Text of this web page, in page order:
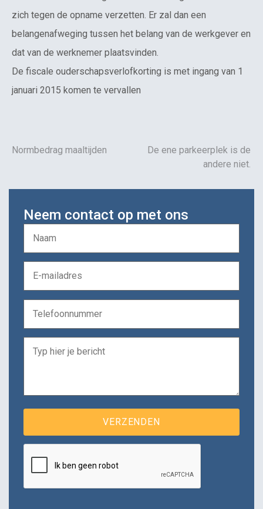
zich tegen de opname verzetten. Er zal dan een
belangenafweging tussen het belang van de werkgever en
dat van de werknemer plaatsvinden.
De fiscale ouderschapsverlofkorting is met ingang van 1
januari 2015 komen te vervallen
Normbedrag maaltijden
De ene parkeerplek is de
andere niet.
Neem contact op met ons